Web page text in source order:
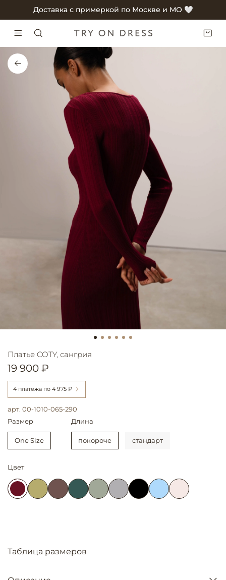
Доставка с примеркой по Москве и МО 🤍
арт. 00-1010-065-290
Платье COTY, сангрия
19 900 ₽
4 платежа по 4 975 ₽
Размер
One Size
Длина
покороче стандарт
Цвет
Таблица размеров